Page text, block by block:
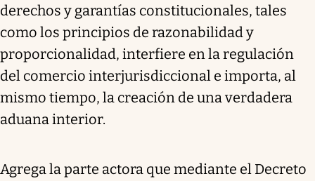
derechos y garantías constitucionales, tales
como los principios de razonabilidad y
proporcionalidad, interfiere en la regulación
del comercio interjurisdiccional e importa, al
mismo tiempo, la creación de una verdadera
aduana interior.
Agrega la parte actora que mediante el Decreto